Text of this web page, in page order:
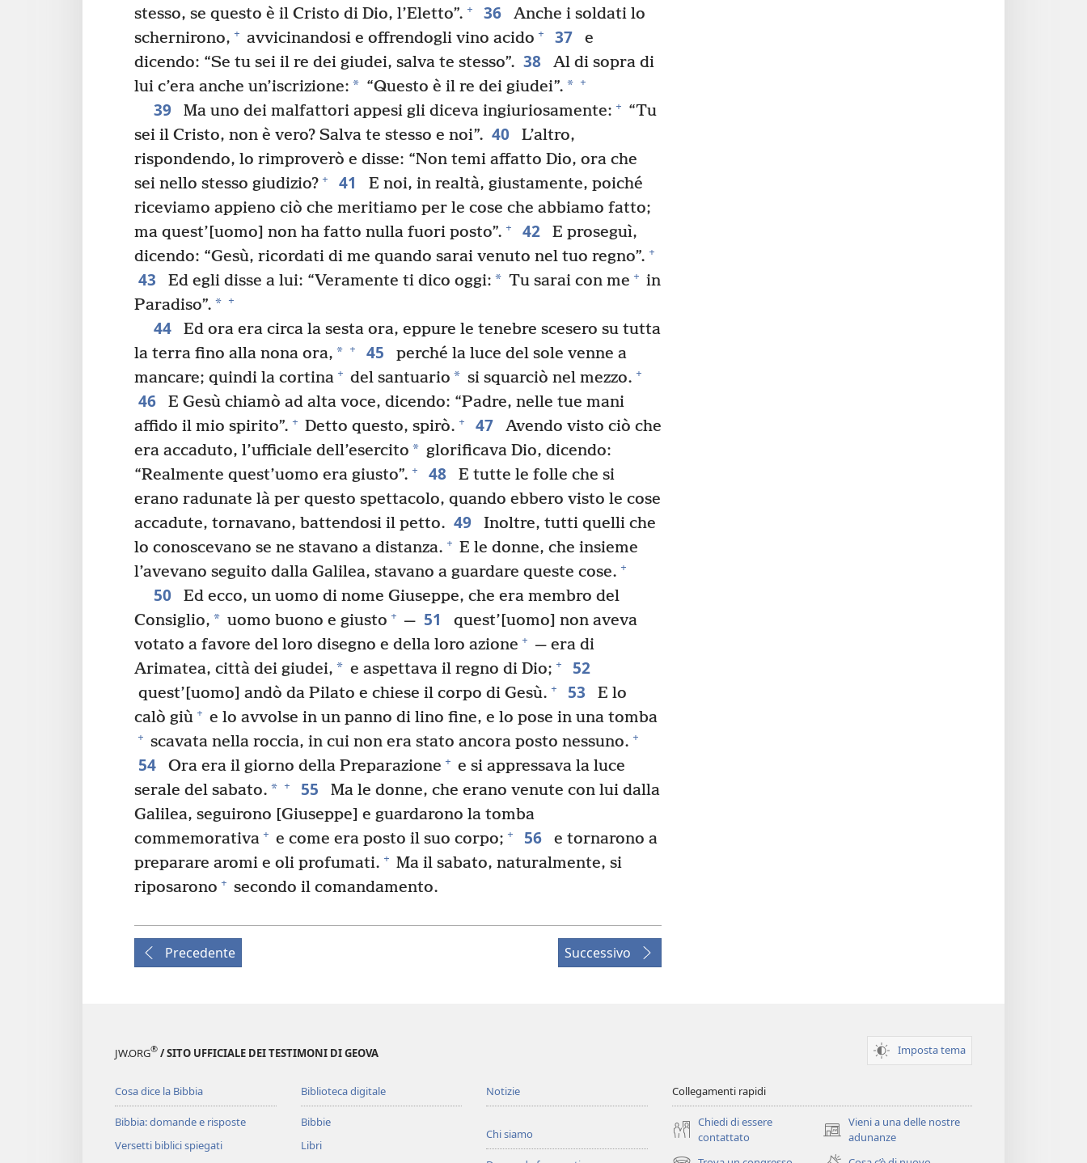
stesso, se questo è il Cristo di Dio, l’Eletto”. + 36
Anche i soldati lo
schernirono, + avvicinandosi e offrendogli vino acido + 37
e
dicendo: “Se tu sei il re dei giudei, salva te stesso”. 38
Al di sopra di
lui c’era anche un’iscrizione: * “Questo è il re dei giudei”. * +
39 Ma uno dei malfattori appesi gli diceva ingiuriosamente: + “Tu
sei il Cristo, non è vero? Salva te stesso e noi”. 40
L’altro,
rispondendo, lo rimproverò e disse: “Non temi affatto Dio, ora che
sei nello stesso giudizio? + 41
E noi, in realtà, giustamente, poiché
riceviamo appieno ciò che meritiamo per le cose che abbiamo fatto;
ma quest’[uomo] non ha fatto nulla fuori posto”. + 42
E proseguì,
dicendo: “Gesù, ricordati di me quando sarai venuto nel tuo regno”. +
43 Ed egli disse a lui: “Veramente ti dico oggi: * Tu sarai con me + in
Paradiso”. * +
44
Ed ora era circa la sesta ora, eppure le tenebre scesero su tutta
la terra fino alla nona ora, * + 45
perché la luce del sole venne a
mancare; quindi la cortina + del santuario * si squarciò nel mezzo. +
46
E Gesù chiamò ad alta voce, dicendo: “Padre, nelle tue mani
affido il mio spirito”. + Detto questo, spirò. + 47
Avendo visto ciò che
era accaduto, l’ufficiale dell’esercito * glorificava Dio, dicendo:
“Realmente quest’uomo era giusto”. + 48
E tutte le folle che si
erano radunate là per questo spettacolo, quando ebbero visto le cose
accadute, tornavano, battendosi il petto. 49
Inoltre, tutti quelli che
lo conoscevano se ne stavano a distanza. + E le donne, che insieme
l’avevano seguito dalla Galilea, stavano a guardare queste cose. +
50
Ed ecco, un uomo di nome Giuseppe, che era membro del
Consiglio, * uomo buono e giusto + — 51
quest’[uomo] non aveva
votato a favore del loro disegno e della loro azione + — era di
Arimatea, città dei giudei, * e aspettava il regno di Dio; + 52
quest’[uomo] andò da Pilato e chiese il corpo di Gesù. + 53
E lo
calò giù + e lo avvolse in un panno di lino fine, e lo pose in una tomba
+ scavata nella roccia, in cui non era stato ancora posto nessuno. +
54 Ora era il giorno della Preparazione + e si appressava la luce
serale del sabato. * + 55
Ma le donne, che erano venute con lui dalla
Galilea, seguirono [Giuseppe] e guardarono la tomba
commemorativa + e come era posto il suo corpo; + 56
e tornarono a
preparare aromi e oli profumati. + Ma il sabato, naturalmente, si
riposarono + secondo il comandamento.
Precedente Successivo
JW.ORG® / SITO UFFICIALE DEI TESTIMONI DI GEOVA Imposta tema
Cosa dice la Bibbia
Bibbia: domande e risposte
Versetti biblici spiegati
Biblioteca digitale
Bibbie
Libri
Notizie
Chi siamo
Collegamenti rapidi
Chiedi di essere
contattato
Vieni a una delle nostre
adunanze
(apre
una